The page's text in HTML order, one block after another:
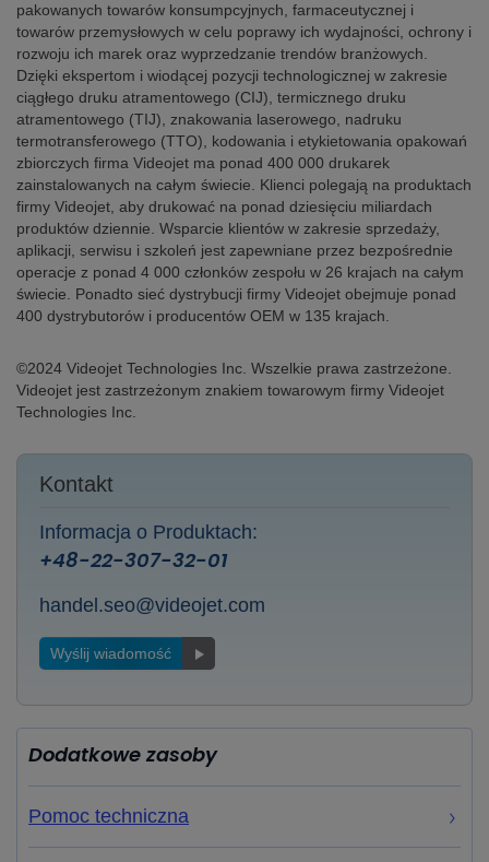
pakowanych towarów konsumpcyjnych, farmaceutycznej i
towarów przemysłowych w celu poprawy ich wydajności, ochrony i
rozwoju ich marek oraz wyprzedzanie trendów branżowych.
Dzięki ekspertom i wiodącej pozycji technologicznej w zakresie
ciągłego druku atramentowego (CIJ), termicznego druku
atramentowego (TIJ), znakowania laserowego, nadruku
termotransferowego (TTO), kodowania i etykietowania opakowań
zbiorczych firma Videojet ma ponad 400 000 drukarek
zainstalowanych na całym świecie. Klienci polegają na produktach
firmy Videojet, aby drukować na ponad dziesięciu miliardach
produktów dziennie. Wsparcie klientów w zakresie sprzedaży,
aplikacji, serwisu i szkoleń jest zapewniane przez bezpośrednie
operacje z ponad 4 000 członków zespołu w 26 krajach na całym
świecie. Ponadto sieć dystrybucji firmy Videojet obejmuje ponad
400 dystrybutorów i producentów OEM w 135 krajach.
©2024 Videojet Technologies Inc. Wszelkie prawa zastrzeżone.
Videojet jest zastrzeżonym znakiem towarowym firmy Videojet
Technologies Inc.
Kontakt
Informacja o Produktach:
+48-22-307-32-01
handel.seo@videojet.com
Wyślij wiadomość
Dodatkowe zasoby
Pomoc techniczna